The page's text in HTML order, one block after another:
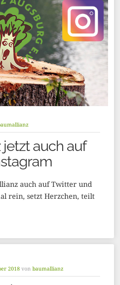
auch auf
auch auf Twitter und
rein, setzt Herzchen, teilt
2018 von baumallianz